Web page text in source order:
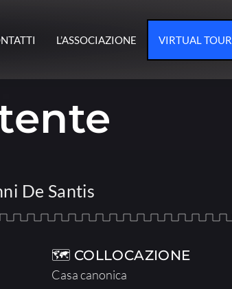
L’ASSOCIAZIONE VIRTUAL TOUR
De Santis
🗺 COLLOCAZIONE
Casa canonica